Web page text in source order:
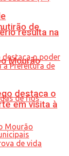
resulta na
Mourão
de
destaca o
em visita à